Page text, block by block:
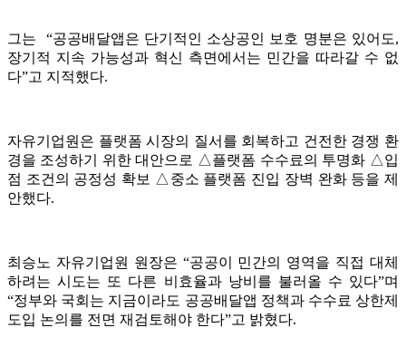
그는 “공공배달앱은 단기적인 소상공인 보호 명분은 있어도,
장기적 지속 가능성과 혁신 측면에서는 민간을 따라갈 수 없
다”고 지적했다.
자유기업원은 플랫폼 시장의 질서를 회복하고 건전한 경쟁 환
경을 조성하기 위한 대안으로 △플랫폼 수수료의 투명화 △입
점 조건의 공정성 확보 △중소 플랫폼 진입 장벽 완화 등을 제
안했다.
최승노 자유기업원 원장은 “공공이 민간의 영역을 직접 대체
하려는 시도는 또 다른 비효율과 낭비를 불러올 수 있다”며
“정부와 국회는 지금이라도 공공배달앱 정책과 수수료 상한제
도입 논의를 전면 재검토해야 한다”고 밝혔다.